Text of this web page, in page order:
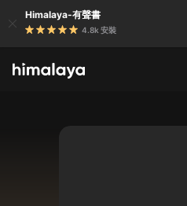
Himalaya-有聲書
4.8k 安裝